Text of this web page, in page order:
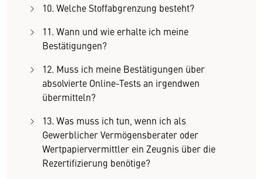
10. Welche Stoffabgrenzung besteht?
11. Wann und wie erhalte ich meine
Bestätigungen?
12. Muss ich meine Bestätigungen über
absolvierte Online-Tests an irgendwen
übermitteln?
13. Was muss ich tun, wenn ich als
Gewerblicher Vermögensberater oder
Wertpapiervermittler ein Zeugnis über die
Rezertifizierung benötige?